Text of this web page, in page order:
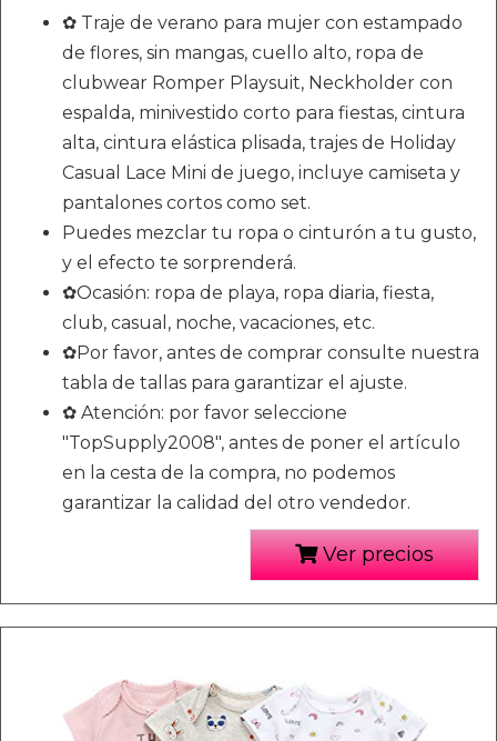
✿ Traje de verano para mujer con estampado
de flores, sin mangas, cuello alto, ropa de
clubwear Romper Playsuit, Neckholder con
espalda, minivestido corto para fiestas, cintura
alta, cintura elástica plisada, trajes de Holiday
Casual Lace Mini de juego, incluye camiseta y
pantalones cortos como set.
Puedes mezclar tu ropa o cinturón a tu gusto,
y el efecto te sorprenderá.
✿Ocasión: ropa de playa, ropa diaria, fiesta,
club, casual, noche, vacaciones, etc.
✿Por favor, antes de comprar consulte nuestra
tabla de tallas para garantizar el ajuste.
✿ Atención: por favor seleccione
"TopSupply2008", antes de poner el artículo
en la cesta de la compra, no podemos
garantizar la calidad del otro vendedor.
Ver precios